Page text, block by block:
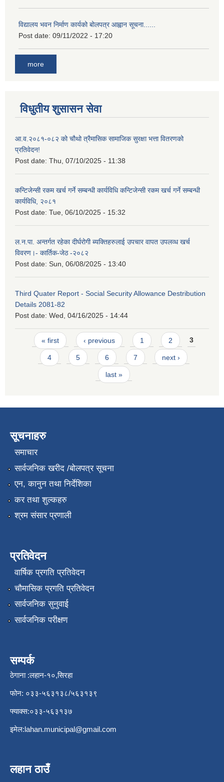
विद्यालय भवन निर्माण कार्यको बोलपत्र आह्वान सूचना......
Post date: 09/11/2022 - 17:20
more
विधुतीय शुसासन सेवा
आ.व.२०८१-०८२ को चौथो त्रैमासिक सामाजिक सुरक्षा भत्ता वितरणको
प्रतिवेदन!
Post date: Thu, 07/10/2025 - 11:38
कन्टिजेन्सी रकम खर्च गर्ने सम्बन्धी कार्यविधि कन्टिजेन्सी रकम खर्च गर्ने सम्बन्धी
कार्यविधि, २०८१
Post date: Tue, 06/10/2025 - 15:32
ल.न.पा. अन्तर्गत रहेका दीर्घरोगी ब्यक्तिहरुलाई उपचार वापत उपलव्ध खर्च
विवरण।- कार्तिक-जेठ -२०८२
Post date: Sun, 06/08/2025 - 13:40
Third Quater Report - Social Security Allowance Destribution
Details 2081-82
Post date: Wed, 04/16/2025 - 14:44
Pages
« first ‹ previous 1 2 3
4 5 6 7 next ›
last »
सूचनाहरु
समाचार
सार्वजनिक खरीद /बोलपत्र सूचना
एन, कानुन तथा निर्देशिका
कर तथा शुल्कहरु
श्रम संसार प्रणाली
प्रतिवेदन
वार्षिक प्रगति प्रतिवेदन
चौमासिक प्रगति प्रतिवेदन
सार्वजनिक सुनुवाई
सार्वजनिक परीक्षण
सम्पर्क
ठेगाना :लहान-१०,सिरहा
फोन: ०३३-५६३१३८/५६३१३९
फ्याक्स:०३३-५६३१३७
इमेल:lahan.municipal@gmail.com
लहान ठाउँ